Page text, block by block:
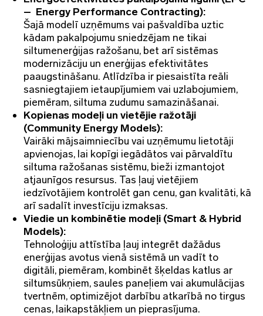
– Energy Performance Contracting):
Šajā modelī uzņēmums vai pašvaldība uztic
kādam pakalpojumu sniedzējam ne tikai
siltumenerģijas ražošanu, bet arī sistēmas
modernizāciju un enerģijas efektivitātes
paaugstināšanu. Atlīdzība ir piesaistīta reāli
sasniegtajiem ietaupījumiem vai uzlabojumiem,
piemēram, siltuma zudumu samazināšanai.
Kopienas modeļi un vietējie ražotāji
(Community Energy Models):
Vairāki mājsaimniecību vai uzņēmumu lietotāji
apvienojas, lai kopīgi iegādātos vai pārvaldītu
siltuma ražošanas sistēmu, bieži izmantojot
atjaunīgos resursus. Tas ļauj vietējiem
iedzīvotājiem kontrolēt gan cenu, gan kvalitāti, kā
arī sadalīt investīciju izmaksas.
Viedie un kombinētie modeļi (Smart & Hybrid
Models):
Tehnoloģiju attīstība ļauj integrēt dažādus
enerģijas avotus vienā sistēmā un vadīt to
digitāli, piemēram, kombinēt šķeldas katlus ar
siltumsūkņiem, saules paneļiem vai akumulācijas
tvertnēm, optimizējot darbību atkarībā no tirgus
cenas, laikapstākļiem un pieprasījuma.